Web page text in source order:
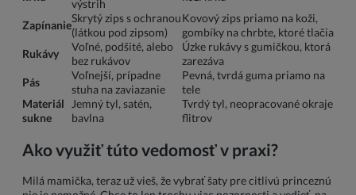
výstrih
Zapínanie
Skrytý zips s ochranou
(látkou pod zipsom)
Kovový zips priamo na koži,
gombíky na chrbte, ktoré tlačia
Rukávy
Voľné, podšité, alebo
bez rukávov
Úzke rukávy s gumičkou, ktorá
zarezáva
Pás
Voľnejší, prípadne
stuha na zaviazanie
Pevná, tvrdá guma priamo na
tele
Materiál
sukne
Jemný tyl, satén,
bavlna
Tvrdý tyl, neopracované okraje
flitrov
Ako využiť túto vedomosť v praxi?
Milá mamička, teraz už vieš, že vybrať šaty pre citlivú princeznú